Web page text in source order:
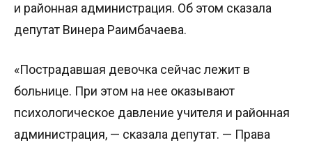
и районная администрация. Об этом сказала
депутат Винера Раимбачаева.
«Пострадавшая девочка сейчас лежит в
больнице. При этом на нее оказывают
психологическое давление учителя и районная
администрация, — сказала депутат. — Права